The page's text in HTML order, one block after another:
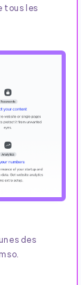
tous les
des